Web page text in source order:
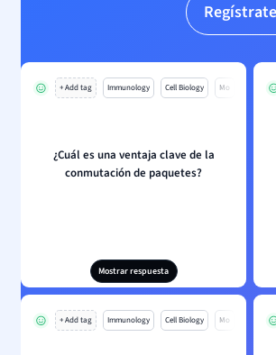
+ Add tag Immunology Cell Biology Mo
¿Cuál es una ventaja clave de la
conmutación de paquetes?
Mostrar respuesta
+ Add tag Immunology Cell Biology Mo